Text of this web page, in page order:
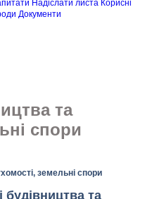
Надіслати листа Корисні
Документи
та
спори
земельні спори
та